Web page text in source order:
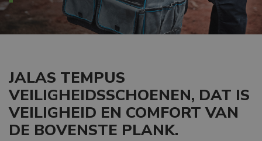
JALAS TEMPUS
VEILIGHEIDSSCHOENEN, DAT IS
VEILIGHEID EN COMFORT VAN
DE BOVENSTE PLANK.